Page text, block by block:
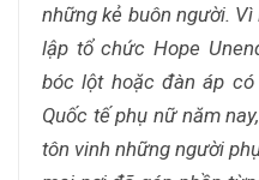
những kẻ buôn người.
lập tổ chức Hope
bóc lột hoặc đàn áp
Quốc tế phụ nữ năm
tôn vinh những người